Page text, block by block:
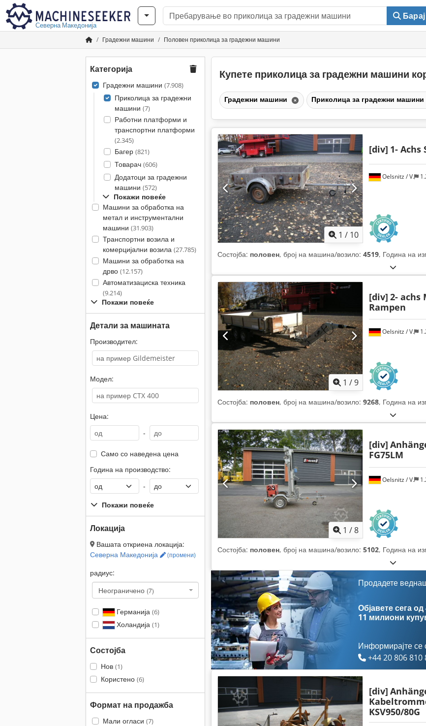
Северна Македонија
Барај
Градежни машини Половен приколица за градежни машини
Категорија
Градежни машини (7.908)
Приколица за градежни
машини (7)
Работни платформи и
транспортни платформи
(2.345)
Багер (821)
Товарач (606)
Додатоци за градежни
машини (572)
Покажи повеќе
Машини за обработка на
метал и инструментални
машини (31.903)
Транспортни возила и
комерцијални возила (27.785)
Машини за обработка на
дрво (12.157)
Автоматизациска техника
(9.214)
Покажи повеќе
Детали за машината
Производител:
Модел:
Цена:
-
Само со наведена цена
Година на производство:
-
Покажи повеќе
Локација
Вашата откриена локација:
Северна Македонија
(промени)
радиус:
Неограничено (7)
Германија (6)
Холандија (1)
Состојба
Нов (1)
Користено (6)
Формат на продажба
Мали огласи (7)
Купете приколица за градежни машини
Градежни машини Приколица за градежни машини
1 / 10
Oelsnitz / V.
[div] 1- Achs
Состојба: половен, број на машина/возило: 4519, Година на
1 /9
Oelsnitz / V.
[div] 2- achs
Rampen
Состојба: половен, број на машина/возило: 9268, Година на
1 /8
Oelsnitz / V.
[div]
FG75LM
Состојба: половен, број на машина/возило: 5102, Година на
Продадете
Објавете сега
11 милиони
Информирајте се
+44 20 806 810
[div]
KSV950/80G